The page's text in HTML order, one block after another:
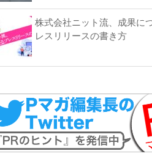
株式会社ニット流、成果に
レスリリースの書き方